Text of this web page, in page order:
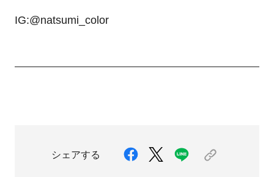
IG:@natsumi_color
シェアする